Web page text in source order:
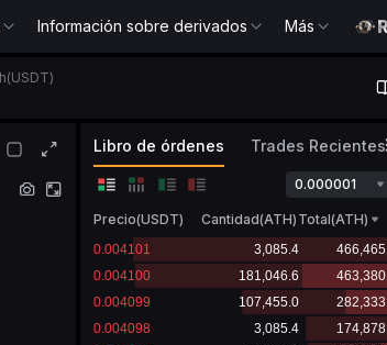
Información sobre derivados Más
Libro de órdenes Trades Recientes
0.000001
Precio(USDT) Cantidad(ATH) Total(ATH)